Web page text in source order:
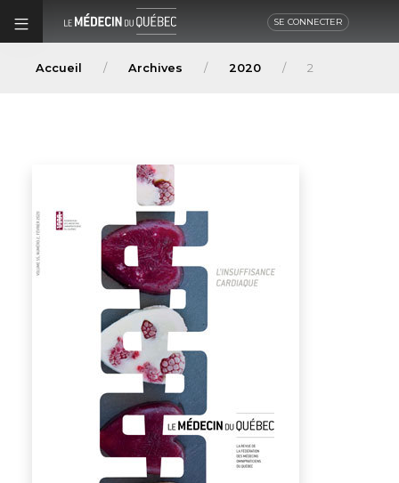
SE CONNECTER
Accueil Archives 2020 2